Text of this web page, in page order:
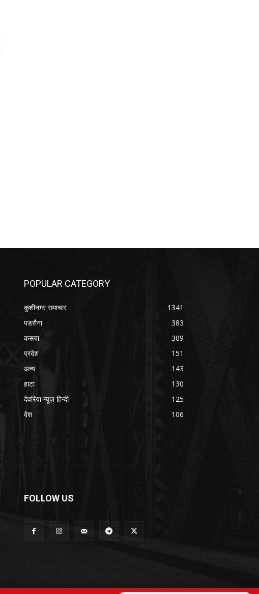
POPULAR CATEGORY
कुशीनगर समाचार
1341
पडरौना
383
कसया
309
प्रदेश
151
अन्य
143
हाटा
130
देवरिया न्यूज़ हिन्दी
125
देश
106
FOLLOW US